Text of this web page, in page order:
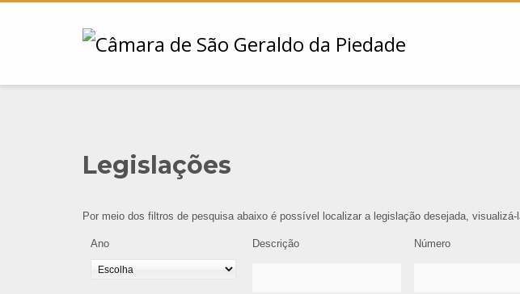
Legislações
Por meio dos filtros de pesquisa abaixo é possível localizar a legislação desejada,
Ano Descrição Número